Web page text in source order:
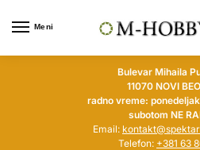
Meni
Bulevar Mihaila
11070 NOVI
radno vreme:
subotom NE
Email:
Telefon: +381 63